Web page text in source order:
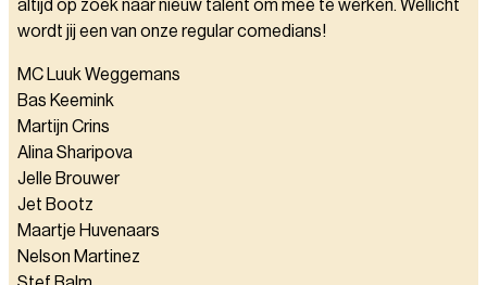
altijd op zoek naar nieuw talent om mee te werken. Wellicht
wordt jij een van onze regular comedians!
MC Luuk Weggemans
Bas Keemink
Martijn Crins
Alina Sharipova
Jelle Brouwer
Jet Bootz
Maartje Huvenaars
Nelson Martinez